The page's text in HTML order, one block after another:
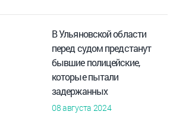
В Ульяновской области
перед судом предстанут
бывшие полицейские,
которые пытали
задержанных
08 августа 2024